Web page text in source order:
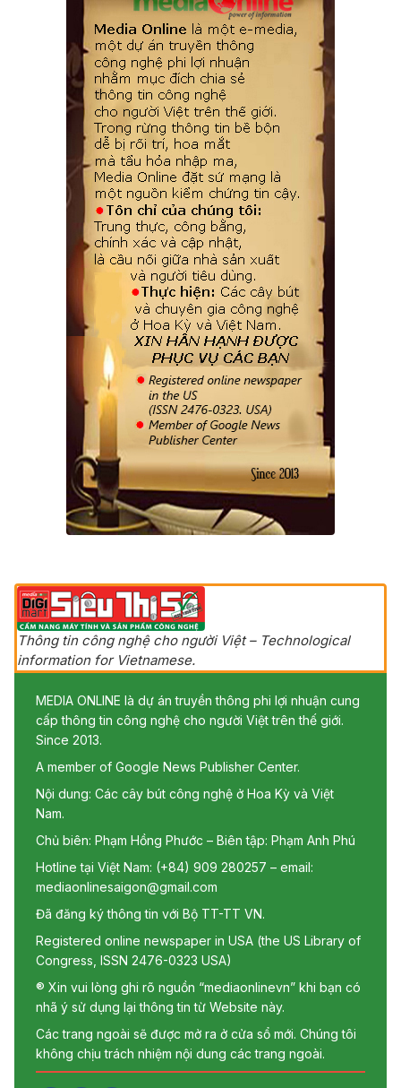
Thông tin công nghệ cho người Việt – Technological
information for Vietnamese.
MEDIA ONLINE là dự án truyền thông phi lợi nhuận cung
cấp thông tin công nghệ cho người Việt trên thế giới.
Since 2013.
A member of Google News Publisher Center.
Nội dung: Các cây bút công nghệ ở Hoa Kỳ và Việt
Nam.
Chủ biên: Phạm Hồng Phước – Biên tập: Phạm Anh Phú
Hotline tại Việt Nam: (+84) 909 280257 – email:
mediaonlinesaigon@gmail.com
Đã đăng ký thông tin với Bộ TT-TT VN.
Registered online newspaper in USA (the US Library of
Congress, ISSN 2476-0323 USA)
® Xin vui lòng ghi rõ nguồn “mediaonlinevn” khi bạn có
nhã ý sử dụng lại thông tin từ Website này.
Các trang ngoài sẽ được mở ra ở cửa sổ mới. Chúng tôi
không chịu trách nhiệm nội dung các trang ngoài.